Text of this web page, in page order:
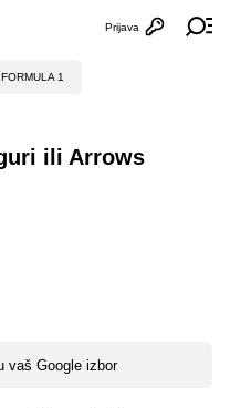
Otvori
Prijava
FORMULA 1
ili Arrows
vaš Google izbor